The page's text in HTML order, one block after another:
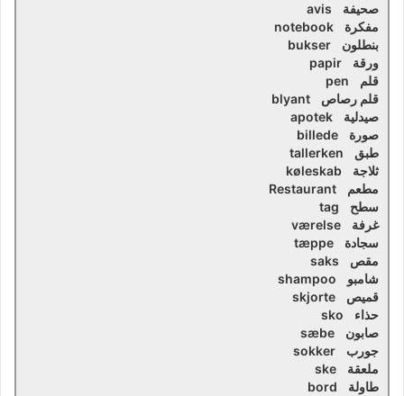
صحيفة avis
مفكرة notebook
بنطلون bukser
ورقة papir
قلم pen
قلم رصاص blyant
صيدلية apotek
صورة billede
طبق tallerken
ثلاجة køleskab
مطعم Restaurant
سطح tag
غرفة værelse
سجادة tæppe
مقص saks
شامبو shampoo
قميص skjorte
حذاء sko
صابون sæbe
جورب sokker
ملعقة ske
طاولة bord